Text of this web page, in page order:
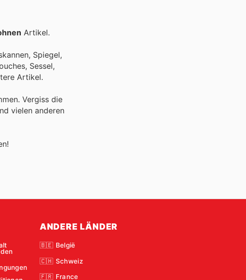
Artikel.
Spiegel,
Sessel,
Artikel.
Vergiss die
vielen anderen
ANDERE LÄNDER
🇧🇪 België
🇨🇭 Schweiz
🇫🇷 France